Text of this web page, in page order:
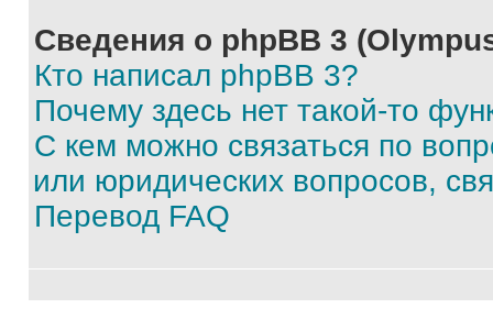
Сведения о phpBB 3
Кто написал phpBB 3?
Почему здесь нет такой-то
С кем можно связаться по
или юридических вопросов,
Перевод FAQ